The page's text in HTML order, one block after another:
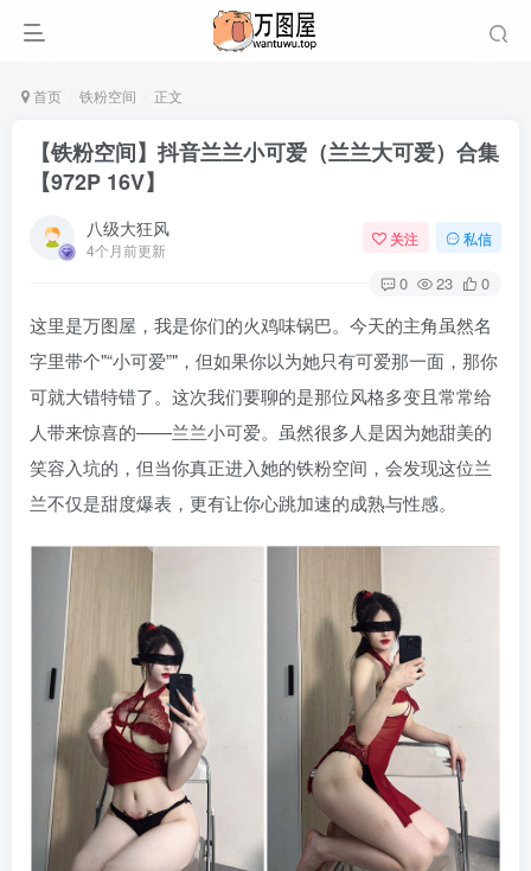
首页 铁粉空间 正文
【铁粉空间】抖音兰兰小可爱（兰兰大可爱）合集
【972P 16V】
八级大狂风
4个月前更新
关注 私信
0 23 0
这里是万图屋，我是你们的火鸡味锅巴。今天的主角虽然名
字里带个 “小可爱” ，但如果你以为她只有可爱那一面，那你
可就大错特错了。这次我们要聊的是那位风格多变且常常给
人带来惊喜的——兰兰小可爱。虽然很多人是因为她甜美的
笑容入坑的，但当你真正进入她的铁粉空间，会发现这位兰
兰不仅是甜度爆表，更有让你心跳加速的成熟与性感。